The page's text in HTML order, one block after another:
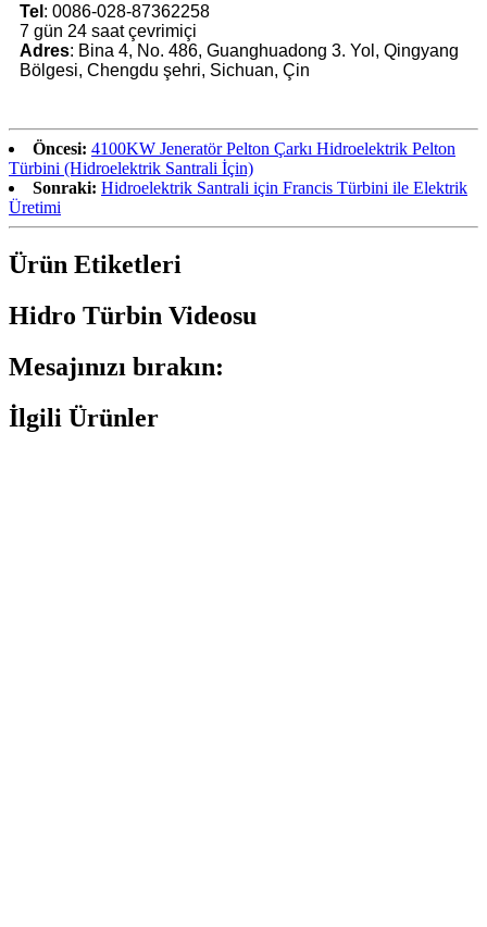
Tel : 0086-028-87362258
7 gün 24 saat çevrimiçi
Adres: Bina 4, No. 486, Guanghuadong 3. Yol, Qingyang
Bölgesi, Chengdu şehri, Sichuan, Çin
Öncesi: 4100KW Jeneratör Pelton Çarkı Hidroelektrik Pelton
Türbini (Hidroelektrik Santrali İçin)
Sonraki: Hidroelektrik Santrali için Francis Türbini ile Elektrik
Üretimi
Ürün Etiketleri
Hidro Türbin Videosu
Mesajınızı bırakın:
İlgili Ürünler